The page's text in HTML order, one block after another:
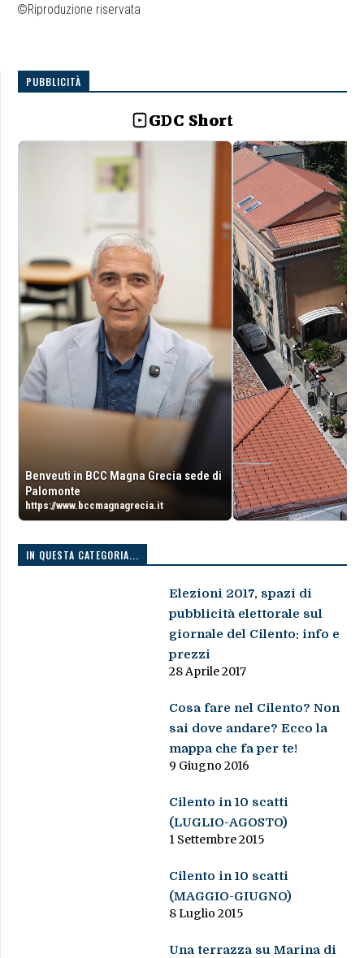
©Riproduzione riservata
PUBBLICITÀ
GDC Short
Benveuti in BCC Magna Grecia sede di
Palomonte
https://www.bccmagnagrecia.it
IN QUESTA CATEGORIA...
Elezioni 2017, spazi di
pubblicità elettorale sul
giornale del Cilento: info e
prezzi
28 Aprile 2017
Cosa fare nel Cilento? Non
sai dove andare? Ecco la
mappa che fa per te!
9 Giugno 2016
Cilento in 10 scatti
(LUGLIO-AGOSTO)
1 Settembre 2015
Cilento in 10 scatti
(MAGGIO-GIUGNO)
8 Luglio 2015
Una terrazza su Marina di